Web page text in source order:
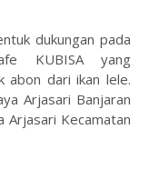
dukungan pada
KUBISA yang
abon dari ikan lele.
Arjasari Banjaran
Arjasari Kecamatan